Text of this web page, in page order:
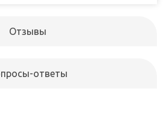
Отзывы
ответы